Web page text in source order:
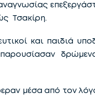
Τσακίρη.
και παιδιά
μέσα από τον